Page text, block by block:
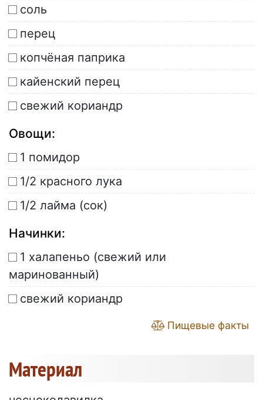
соль
перец
копчёная паприка
кайенский перец
свежий кориандр
Овощи:
1 помидор
1/2 красного лука
1/2 лайма (сок)
Начинки:
1 халапеньо (свежий или
маринованный)
свежий кориандр
Пищевые факты
Материал